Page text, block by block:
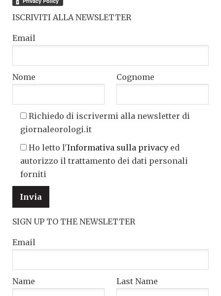
ISCRIVITI ALLA NEWSLETTER
Email
Nome Cognome
Richiedo di iscrivermi alla newsletter di
giornaleorologi.it
Ho letto l'Informativa sulla privacy ed
autorizzo il trattamento dei dati personali
forniti
SIGN UP TO THE NEWSLETTER
Email
Name Last Name